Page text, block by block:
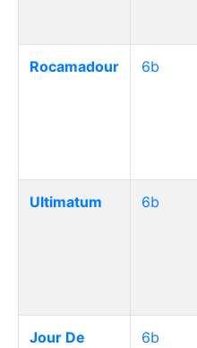
Rocamadour 6b
Ultimatum 6b
Jour De
6b